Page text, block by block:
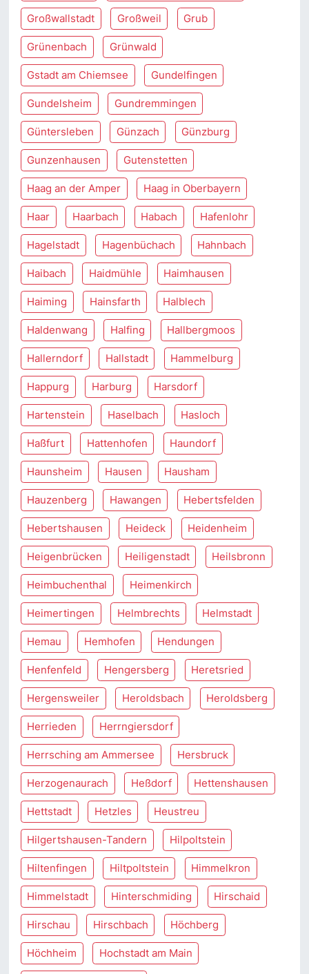
Großwallstadt Großweil Grub
Grünenbach Grünwald
Gstadt am Chiemsee Gundelfingen
Gundelsheim Gundremmingen
Güntersleben Günzach Günzburg
Gunzenhausen Gutenstetten
Haag an der Amper Haag in Oberbayern
Haar Haarbach Habach Hafenlohr
Hagelstadt Hagenbüchach Hahnbach
Haibach Haidmühle Haimhausen
Haiming Hainsfarth Halblech
Haldenwang Halfing Hallbergmoos
Hallerndorf Hallstadt Hammelburg
Happurg Harburg Harsdorf
Hartenstein Haselbach Hasloch
Haßfurt Hattenhofen Haundorf
Haunsheim Hausen Hausham
Hauzenberg Hawangen Hebertsfelden
Hebertshausen Heideck Heidenheim
Heigenbrücken Heiligenstadt Heilsbronn
Heimbuchenthal Heimenkirch
Heimertingen Helmbrechts Helmstadt
Hemau Hemhofen Hendungen
Henfenfeld Hengersberg Heretsried
Hergensweiler Heroldsbach Heroldsberg
Herrieden Herrngiersdorf
Herrsching am Ammersee Hersbruck
Herzogenaurach Heßdorf Hettenshausen
Hettstadt Hetzles Heustreu
Hilgertshausen-Tandern Hilpoltstein
Hiltenfingen Hiltpoltstein Himmelkron
Himmelstadt Hinterschmiding Hirschaid
Hirschau Hirschbach Höchberg
Höchheim Hochstadt am Main